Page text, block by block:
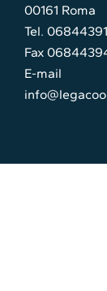
00161 Roma
Tel. 06844391
Fax
E-mail